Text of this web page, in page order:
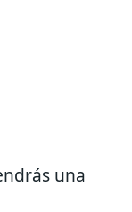
una